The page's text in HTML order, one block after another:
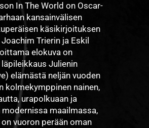
In The World on Oscar-
kansainvälisen
käsikirjoituksen
Trierin ja Eskil
elokuva on
Julienin
elämästä neljän vuoden
kolmekymppinen nainen,
urapolkuaan ja
maailmassa,
vuoron perään oman